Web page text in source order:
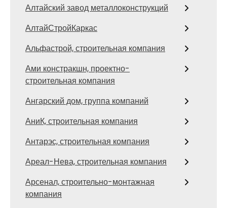
Алтайский завод металлоконструкций
АлтайСтройКаркас
Альфастрой, строительная компания
Ами констракшн, проектно-
строительная компания
Ангарский дом, группа компаний
АниК, строительная компания
Антарэс, строительная компания
Ареал-Нева, строительная компания
Арсенал, строительно-монтажная
компания